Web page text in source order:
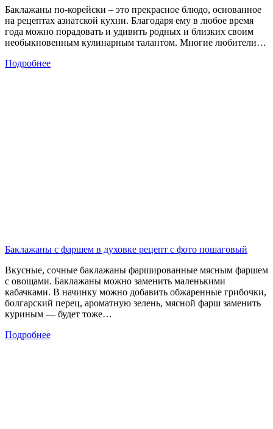
Баклажаны по-корейски – это прекрасное блюдо, основанное
на рецептах азиатской кухни. Благодаря ему в любое время
года можно порадовать и удивить родных и близких своим
необыкновенным кулинарным талантом. Многие любители…
Подробнее
Баклажаны с фаршем в духовке рецепт с фото пошаговый
Вкусные, сочные баклажаны фаршированные мясным фаршем
с овощами. Баклажаны можно заменить маленькими
кабачками. В начинку можно добавить обжаренные грибочки,
болгарский перец, ароматную зелень, мясной фарш заменить
куриным — будет тоже…
Подробнее